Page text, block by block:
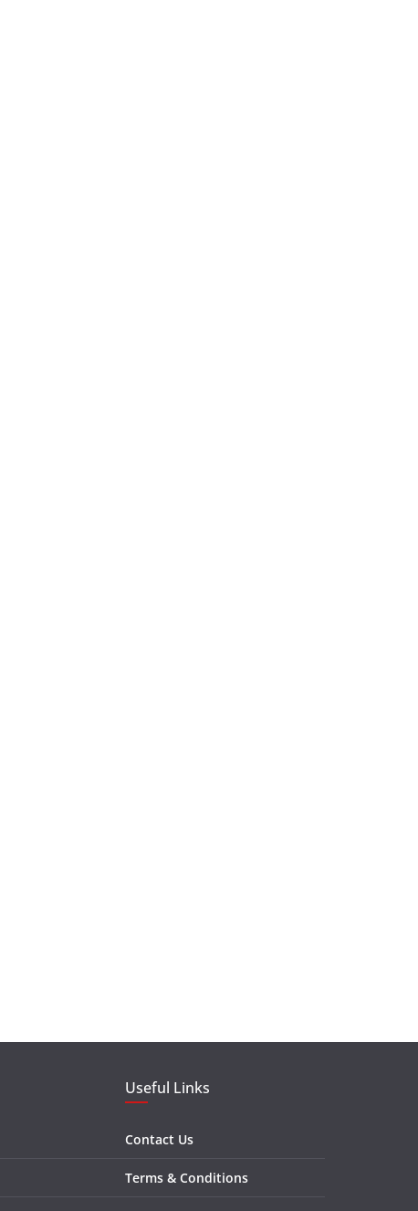
Useful Links
Contact Us
Terms & Conditions